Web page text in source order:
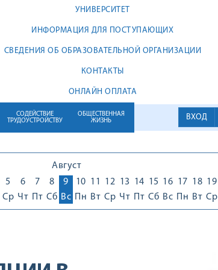
УНИВЕРСИТЕТ
ИНФОРМАЦИЯ ДЛЯ ПОСТУПАЮЩИХ
СВЕДЕНИЯ ОБ ОБРАЗОВАТЕЛЬНОЙ ОРГАНИЗАЦИИ
КОНТАКТЫ
ОНЛАЙН ОПЛАТА
ВХОД
СОДЕЙСТВИЕ
ТРУДОУСТРОЙСТВУ
ОБЩЕСТВЕННАЯ
ЖИЗНЬ
Август
5
Ср
6
Чт
7
Пт
8
Сб
9
Вс
10
Пн
11
Вт
12
Ср
13
Чт
14
Пт
15
Сб
16
Вс
17
Пн
18
Вт
19
Ср